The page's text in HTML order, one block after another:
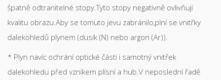
špatně odtranitelné stopy.Tyto stopy negativně ovlivňují
kvalitu obrazu.Aby se tomuto jevu zabránilo,plní se vnitřky
dalekohledů plynem (dusík (N) nebo argon (Ar)).
* Plyn navíc ochrání optické části i samotný vnitřek
dalekohledu před vznikem plísní a hub.V neposlední řadě